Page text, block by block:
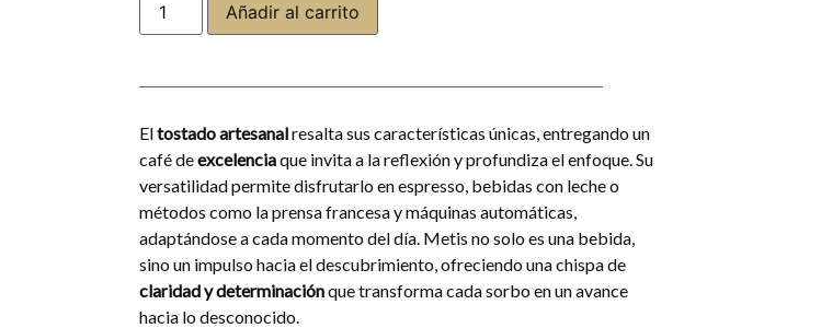
Añadir al carrito
Eltostado artesanalresalta sus características únicas, entregando un
café deexcelenciaque invita a la reflexión y profundiza el enfoque. Su
versatilidad permite disfrutarlo en espresso, bebidas con leche o
métodos como la prensa francesa y máquinas automáticas,
adaptándose a cada momento del día. Metis no solo es una bebida,
sino un impulso hacia el descubrimiento, ofreciendo una chispa de
claridad y determinaciónque transforma cada sorbo en un avance
hacia lo desconocido.